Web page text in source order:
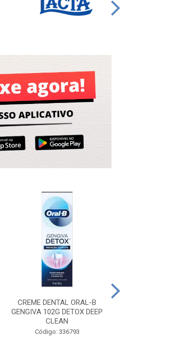
CREME DENTAL ORAL-B
GENGIVA 102G DETOX DEEP
CLEAN
Código: 336793